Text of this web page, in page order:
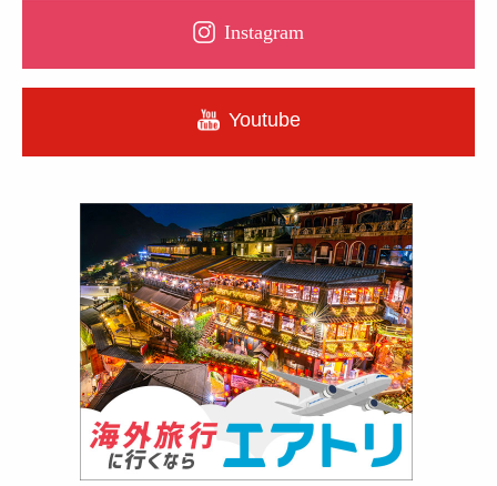
Instagram
Youtube